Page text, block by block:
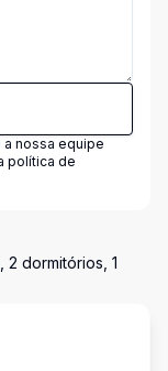
nossa equipe
política de
dormitórios, 1